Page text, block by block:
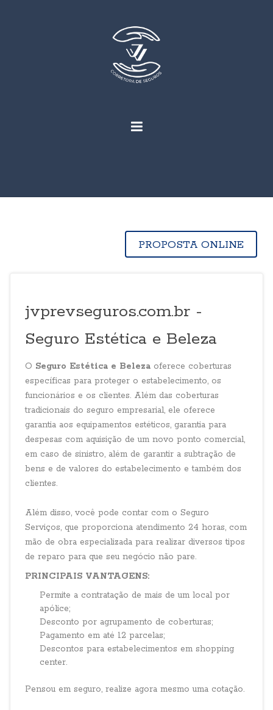
PROPOSTA ONLINE
jvprevseguros.com.br -
Seguro Estética e Beleza
O Seguro Estética e Beleza oferece coberturas
específicas para proteger o estabelecimento, os
funcionários e os clientes. Além das coberturas
tradicionais do seguro empresarial, ele oferece
garantia aos equipamentos estéticos, garantia para
despesas com aquisição de um novo ponto comercial,
em caso de sinistro, além de garantir a subtração de
bens e de valores do estabelecimento e também dos
clientes.
Além disso, você pode contar com o Seguro
Serviços, que proporciona atendimento 24 horas, com
mão de obra especializada para realizar diversos tipos
de reparo para que seu negócio não pare.
PRINCIPAIS VANTAGENS:
Permite a contratação de mais de um local por
apólice;
Desconto por agrupamento de coberturas;
Pagamento em até 12 parcelas;
Descontos para estabelecimentos em shopping
center.
Pensou em seguro, realize agora mesmo uma cotação.